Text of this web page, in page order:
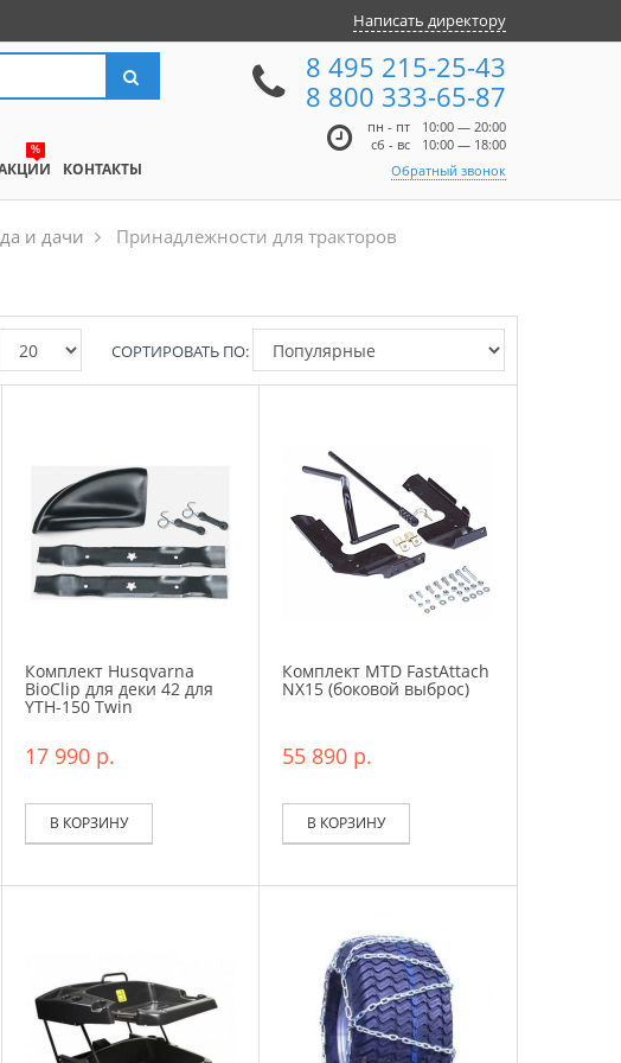
Написать директору
8 495 215-25-43
8 800 333-65-87
пн - пт
10:00 — 20:00
сб - вс
10:00 — 18:00
Обратный звонок
%
КОНТАКТЫ
и дачи Принадлежности для тракторов
СОРТИРОВАТЬ ПО:
Комплект Husqvarna
BioClip для деки 42 для
YTH-150 Twin
17 990 р.
В КОРЗИНУ
Комплект MTD FastAttach
NX15 (боковой выброс)
55 890 р.
В КОРЗИНУ